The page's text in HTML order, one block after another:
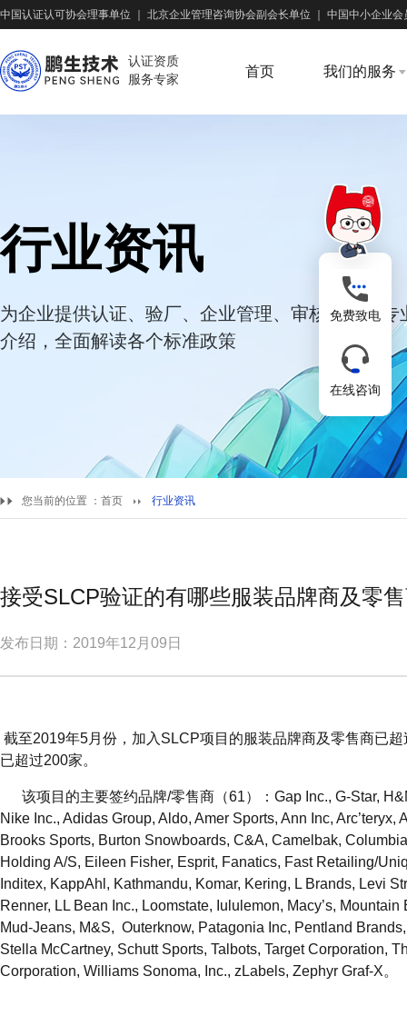
中国认证认可协会理事单位 北京企业管理咨询协会副会长单位 中国中小企业会
认证资质
服务专家
首页 我们的服务
行业资讯
为企业提供认证、验厂、企业管理、审核培训等专
介绍，全面解读各个标准政策
您当前的位置 ： 首页 行业资讯
接受SLCP验证的有哪些服装品牌商及零
发布日期：2019年12月09日
截至2019年5月份，加入SLCP项目的服装品牌商及零售商已
已超过200家。
该项目的主要签约品牌/零售商（61）：Gap Inc., G-Star,
Nike Inc., Adidas Group, Aldo, Amer Sports, Ann Inc,
Brooks Sports, Burton Snowboards, C&A, Camelbak,
Holding A/S, Eileen Fisher, Esprit, Fanatics, Fast Retailing/
Inditex, KappAhl, Kathmandu, Komar, Kering, L Brands, Levi
Renner, LL Bean Inc., Loomstate, Iululemon, Macy’s,
Mud-Jeans, M&S, Outerknow, Patagonia Inc, Pentland
Stella McCartney, Schutt Sports, Talbots, Target Corporation,
Corporation, Williams Sonoma, Inc., zLabels, Zephyr Graf-X。
免费致电
在线咨询